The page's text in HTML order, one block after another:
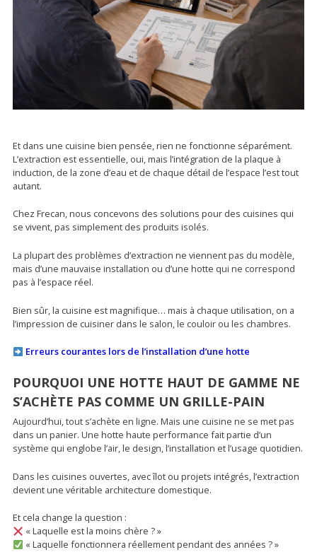
Et dans une cuisine bien pensée, rien ne fonctionne séparément.
L’extraction est essentielle, oui, mais l’intégration de la plaque à
induction, de la zone d’eau et de chaque détail de l’espace l’est tout
autant.
Chez Frecan, nous concevons des solutions pour des cuisines qui
se vivent, pas simplement des produits isolés.
La plupart des problèmes d’extraction ne viennent pas du modèle,
mais d’une mauvaise installation ou d’une hotte qui ne correspond
pas à l’espace réel.
Bien sûr, la cuisine est magnifique… mais à chaque utilisation, on a
l’impression de cuisiner dans le salon, le couloir ou les chambres.
Erreurs courantes lors de l’installation d’une hotte
POURQUOI UNE HOTTE HAUT DE GAMME NE
S’ACHÈTE PAS COMME UN GRILLE-PAIN
Aujourd’hui, tout s’achète en ligne. Mais une cuisine ne se met pas
dans un panier. Une hotte haute performance fait partie d’un
système qui englobe l’air, le design, l’installation et l’usage quotidien.
Dans les cuisines ouvertes, avec îlot ou projets intégrés, l’extraction
devient une véritable architecture domestique.
Et cela change la question :
« Laquelle est la moins chère ? »
« Laquelle fonctionnera réellement pendant des années ? »